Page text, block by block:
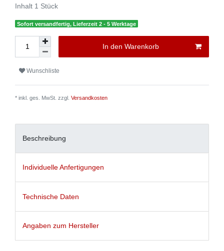
Inhalt 1 Stück
Sofort versandfertig, Lieferzeit 2 - 5 Werktage
In den Warenkorb
Wunschliste
* inkl. ges. MwSt. zzgl. Versandkosten
Beschreibung
Individuelle Anfertigungen
Technische Daten
Angaben zum Hersteller